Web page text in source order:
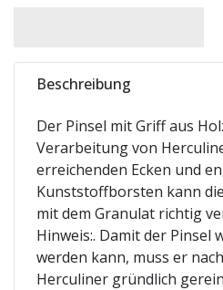
Beschreibung
Der Pinsel mit Griff aus
Verarbeitung von
erreichenden Ecken und
Kunststoffborsten kann
mit dem Granulat richtig
Hinweis:. Damit der Pinsel
werden kann, muss er
Herculiner gründlich